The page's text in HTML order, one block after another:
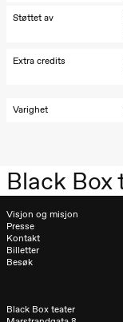
Lucy &
teater)
& Lærke
Grøntved
Lucky show
21.00
Ebnflōh
Black Box
Støttet av
Extra credits
Varighet
Visjon og misjon
Presse
Kontakt
Billetter
Besøk
Black Box teater